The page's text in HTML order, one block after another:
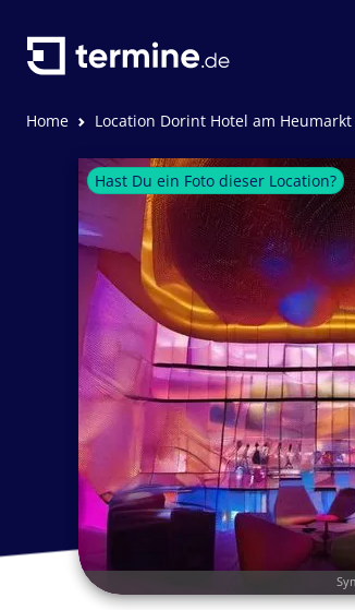
Home Location Dorint Hotel am Heumarkt
Hast Du ein Foto dieser Location?